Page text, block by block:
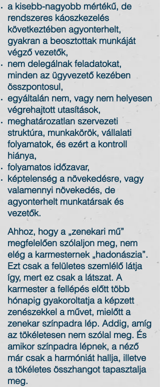
a kisebb-nagyobb mértékű, de
rendszeres káoszkezelés
következtében agyonterhelt,
gyakran a beosztottak munkáját
végző vezetők,
nem delegálnak feladatokat,
minden az ügyvezető kezében
összpontosul,
egyáltalán nem, vagy nem helyesen
végrehajtott utasítások,
meghatározatlan szervezeti
struktúra, munkakörök, vállalati
folyamatok, és ezért a kontroll
hiánya,
folyamatos időzavar,
képtelenség a növekedésre, vagy
valamennyi növekedés, de
agyonterhelt munkatársak és
vezetők.
Ahhoz, hogy a „zenekari mű”
megfelelően szólaljon meg, nem
elég a karmesternek „hadonászia”.
Ezt csak a felületes szemlélő látja
így, mert ez csak a látszat. A
karmester a fellépés előtt több
hónapig gyakoroltatja a képzett
zenészekkel a művet, mielőtt a
zenekar színpadra lép. Addig, amíg
az tökéletesen nem szólal meg. És
amikor színpadra lépnek, a néző
már csak a harmóniát hallja, illetve
a tökéletes összhangot tapasztalja
meg.